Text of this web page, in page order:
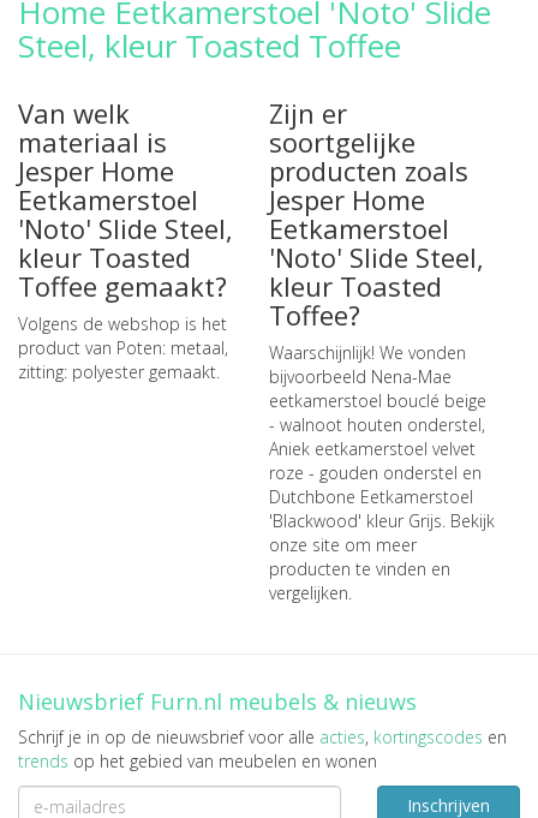
Home Eetkamerstoel 'Noto' Slide
Steel, kleur Toasted Toffee
Van welk
materiaal is
Jesper Home
Eetkamerstoel
'Noto' Slide Steel,
kleur Toasted
Toffee gemaakt?
Volgens de webshop is het
product van Poten: metaal,
zitting: polyester gemaakt.
Zijn er
soortgelijke
producten zoals
Jesper Home
Eetkamerstoel
'Noto' Slide Steel,
kleur Toasted
Toffee?
Waarschijnlijk! We vonden
bijvoorbeeld Nena-Mae
eetkamerstoel bouclé beige
- walnoot houten onderstel,
Aniek eetkamerstoel velvet
roze - gouden onderstel en
Dutchbone Eetkamerstoel
'Blackwood' kleur Grijs. Bekijk
onze site om meer
producten te vinden en
vergelijken.
Nieuwsbrief Furn.nl meubels & nieuws
Schrijf je in op de nieuwsbrief voor alle acties, kortingscodes en
trends op het gebied van meubelen en wonen
Inschrijven